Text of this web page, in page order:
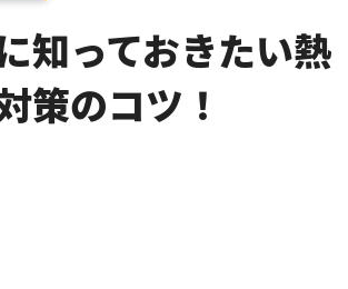
知っておきたい熱
策のコツ！